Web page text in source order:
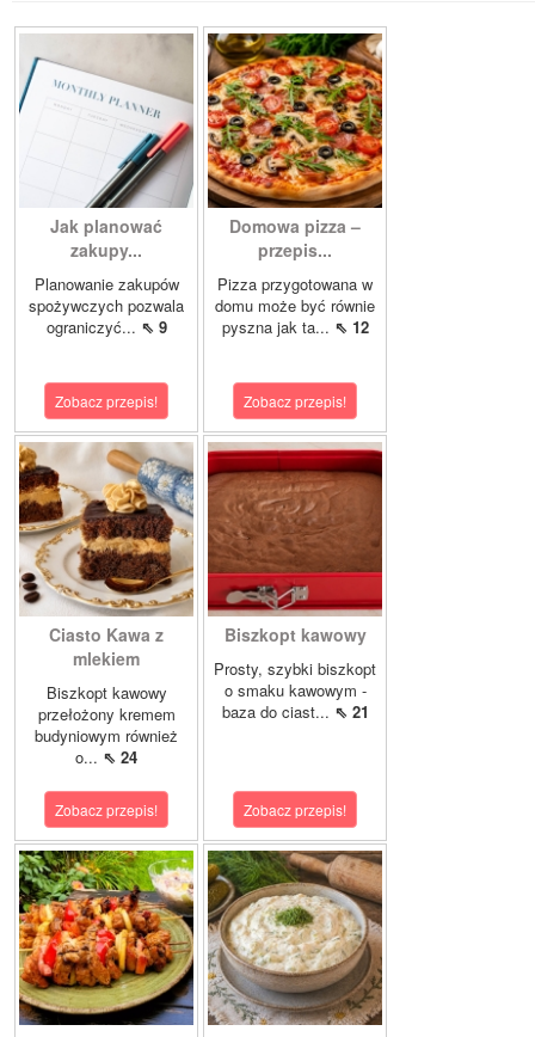
Jak planować
zakupy...
Planowanie zakupów
spożywczych pozwala
ograniczyć... ⇖ 9
Zobacz przepis!
Domowa pizza –
przepis...
Pizza przygotowana w
domu może być równie
pyszna jak ta... ⇖ 12
Zobacz przepis!
Ciasto Kawa z
mlekiem
Biszkopt kawowy
przełożony kremem
budyniowym również
o... ⇖ 24
Zobacz przepis!
Biszkopt kawowy
Prosty, szybki biszkopt
o smaku kawowym -
baza do ciast... ⇖ 21
Zobacz przepis!